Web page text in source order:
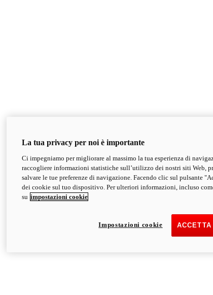
La tua privacy per noi è importante
Ci impegniamo per migliorare al massimo la tua esperienza di
raccogliere informazioni statistiche sull’utilizzo dei nostri siti Web,
salvare le tue preferenze di navigazione. Facendo clic sul pulsante
dei cookie sul tuo dispositivo. Per ulteriori informazioni, incluso
su impostazioni cookie
Impostazioni cookie